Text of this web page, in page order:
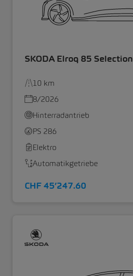
SKODA Elroq 85 Selection
10 km
8/2026
Hinterradantrieb
PS 286
Elektro
Automatikgetriebe
CHF 45’247.60